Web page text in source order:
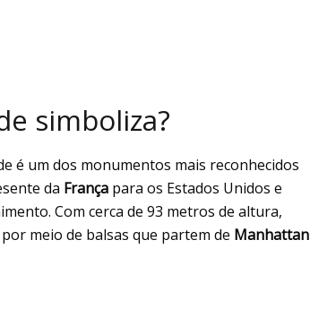
simboliza?
é um dos monumentos mais reconhecidos
da França para os Estados Unidos e
Com cerca de 93 metros de altura,
meio de balsas que partem de Manhattan